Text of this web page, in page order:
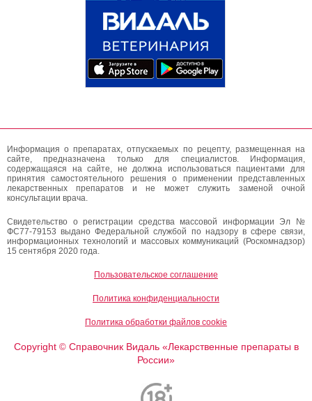
Информация о препаратах, отпускаемых по рецепту, размещенная на
сайте, предназначена только для специалистов. Информация,
содержащаяся на сайте, не должна использоваться пациентами для
принятия самостоятельного решения о применении представленных
лекарственных препаратов и не может служить заменой очной
консультации врача.
Свидетельство о регистрации средства массовой информации Эл №
ФС77-79153 выдано Федеральной службой по надзору в сфере связи,
информационных технологий и массовых коммуникаций (Роскомнадзор)
15 сентября 2020 года.
Пользовательское соглашение
Политика конфиденциальности
Политика обработки файлов cookie
Copyright ©Справочник Видаль «Лекарственные препараты в
России»